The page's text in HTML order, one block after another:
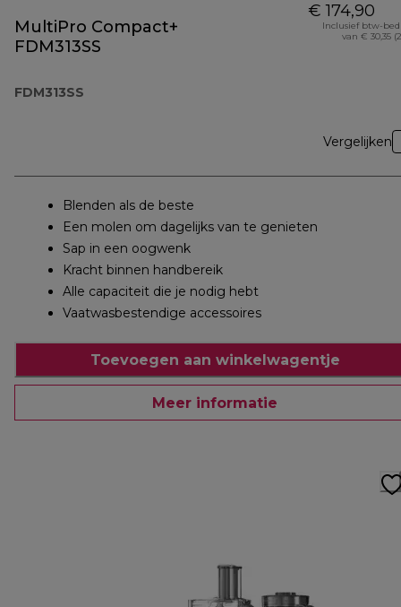
MultiPro Compact+
FDM313SS
FDM313SS
€ 174,90
Inclusief btw-
van € 30,35
Vergelijken
Blenden als de beste
Een molen om dagelijks van te genieten
Sap in een oogwenk
Kracht binnen handbereik
Alle capaciteit die je nodig hebt
Vaatwasbestendige accessoires
Toevoegen aan winkelwagentje
Meer informatie